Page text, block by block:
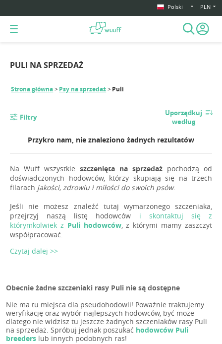
Polski PLN
PULI NA SPRZEDAŻ
Strona główna Psy na sprzedaż Puli
Filtry
Uporządkuj
według
Przykro nam, nie znaleziono żadnych rezultatów
Na Wuff wszystkie szczenięta na sprzedaż pochodzą od
doświadczonych hodowców, którzy skupiają się na trzech
filarach jakości, zdrowiu i miłości do swoich psów.
Jeśli nie możesz znaleźć tutaj wymarzonego szczeniaka,
przejrzyj naszą listę hodowców i skontaktuj się z
którymkolwiek z Puli hodowców, z którymi mamy zaszczyt
współpracować.
Czytaj dalej >>
Obecnie żadne szczeniaki rasy Puli nie są dostępne
Nie ma tu miejsca dla pseudohodowli! Poważnie traktujemy
weryfikację oraz wybór najlepszych hodowców, być może
dlatego nie widzisz tu jeszcze żadnych szczeniaków rasy Puli
na sprzedaż. Spróbuj jednak poszukać hodowców Puli
breeders lub innych podobnych ras!